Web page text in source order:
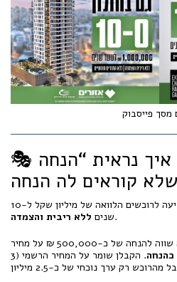
מסך פייסבוק
🎭 שלב ראשון: איך נראית “הנחה
חברת “אזורים”, לדוגמה, מציעה לרוכשים הלוואה של מיליון שקל ל-10
שנים ללא ריבית והצמדה
.
במונחים כלכליים, ערך ההטבה שווה להנחה של כ-500,000 ₪ על מחיר
. הקבלן שומר על המחיר הרשמי (3